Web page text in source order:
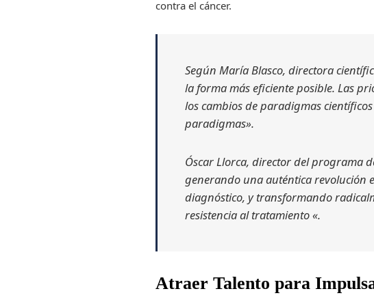
contra el cáncer.
Según María Blasco, directora
la forma más eficiente posible. Las
los cambios de paradigmas
paradigmas».
Óscar Llorca, director del programa
generando una auténtica revolución
diagnóstico, y transformando
resistencia al tratamiento «.
Atraer Talento para